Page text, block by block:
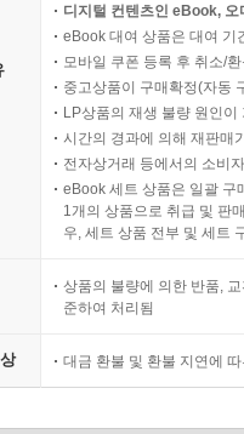
디지털 컨텐츠인 eBook,
eBook 대여 상품은 대여 기
모바일 쿠폰 등록 후 취소/
중고상품이 구매확정(자동
LP상품의 재생 불량 원인
시간의 경과에 의해 재판매
전자상거래 등에서의 소비
eBook 세트 상품은 일괄 구
1개의 상품으로 취급 및 판
우, 세트 상품 전부 및 세트
상품의 불량에 의한 반품,
준하여 처리됨
대금 환불 및 환불 지연에